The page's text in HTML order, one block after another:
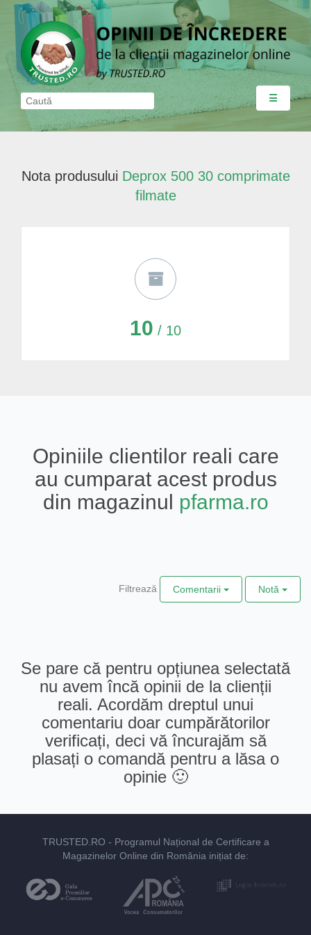
☰
Nota produsului Deprox 500 30 comprimate
filmate
10 / 10
Opiniile clientilor reali care
au cumparat acest produs
din magazinul pfarma.ro
Filtrează Comentarii Notă
Se pare că pentru opțiunea selectată
nu avem încă opinii de la clienții
reali. Acordăm dreptul unui
comentariu doar cumpărătorilor
verificați, deci vă încurajăm să
plasați o comandă pentru a lăsa o
opinie 🙂
TRUSTED.RO - Programul Național de Certificare a
Magazinelor Online din România inițiat de: